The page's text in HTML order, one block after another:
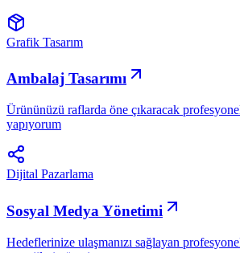
Grafik Tasarım
Ambalaj Tasarımı
Ürününüzü raflarda öne çıkaracak
yapıyorum
Dijital Pazarlama
Sosyal Medya Yönetimi
Hedeflerinize ulaşmanızı sağlayan